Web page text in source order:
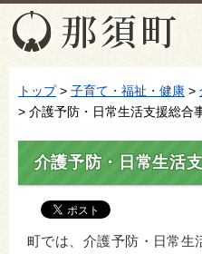
トップ> 子育て・福祉・健康 >
> 介護予防・日常生活支援総合
介護予防・日常生活
町では、介護予防・日常生